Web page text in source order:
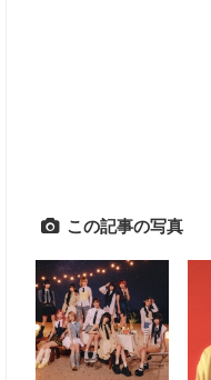
この記事の写真